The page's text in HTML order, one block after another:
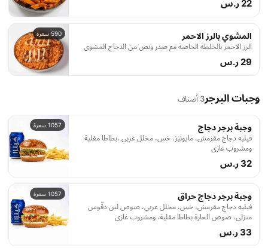
22 ر.س
590 سعرة المشوي بالرز الاحمر
الرز الاحمر بالخلطة الخاصة مع صدر ونص من الدجاج المشوي
29 ر.س
وجبات البرجر3 أصناف
1057 سعرة وجبة برجر دجاج
فيليه دجاج مقرمش، مايونيز، خس، مخلل عربي ،بطاطا مقلية
ومشروب غازي
32 ر.س
1057 سعرة وجبة برجر دجاج حراق
فيليه دجاج مقرمش، خس، مخلل عربي، صوص لبن دقّوس
منزلي، صوص الحارة بطاطا مقلية، ومشروب غازي
33 ر.س